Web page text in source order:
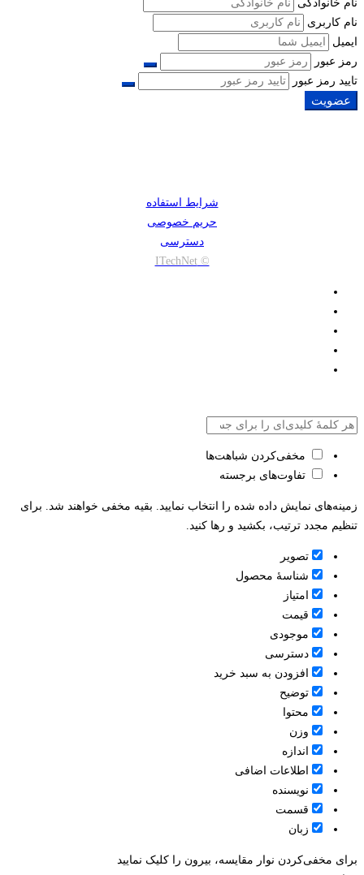
نام خانوادگی
نام کاربری
ایمیل
رمز عبور
تایید رمز عبور
عضویت
شرایط استفاده
حریم خصوصی
دسترسی
© ITechNet
مخفی‌کردن شباهت‌ها
تفاوت‌های برجسته
زمینه‌های نمایش داده شده را انتخاب نمایید. بقیه مخفی خواهند شد. برای
تنظیم مجدد ترتیب، بکشید و رها کنید.
تصویر
شناسۀ محصول
امتیاز
قيمت
موجودی
دسترسی
افزودن به سبد خرید
توضیح
محتوا
وزن
اندازه
اطلاعات اضافی
نویسنده
قسمت
زبان
برای مخفی‌کردن نوار مقایسه، بیرون را کلیک نمایید